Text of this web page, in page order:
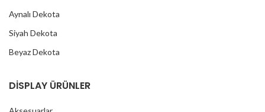
Aynalı Dekota
Siyah Dekota
Beyaz Dekota
DİSPLAY ÜRÜNLER